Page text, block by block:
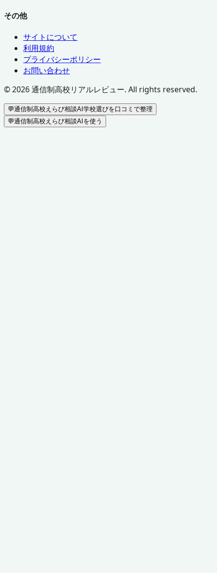
その他
サイトについて
利用規約
プライバシーポリシー
お問い合わせ
©2026通信制高校リアルレビュー. All rights reserved.
💬通信制高校えらび相談AI 学校選びを口コミで整理
💬通信制高校えらび相談AIを使う